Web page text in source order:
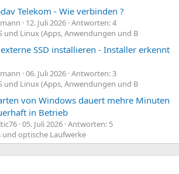
Telekom - Wie verbinden ?
12. Juli 2026 Antworten: 4
und Linux (Apps, Anwendungen und B
externe SSD installieren - Installer erkennt
06. Juli 2026 Antworten: 3
und Linux (Apps, Anwendungen und B
von Windows dauert mehre Minuten
in Betrieb
05. Juli 2026 Antworten: 5
und optische Laufwerke